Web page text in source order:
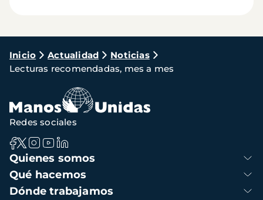
Ruta
de
navegación
Inicio Actualidad
Noticias
Lecturas recomendadas, mes a mes
Navegación
principal
Quienes somos
Qué hacemos
Dónde trabajamos
Redes sociales